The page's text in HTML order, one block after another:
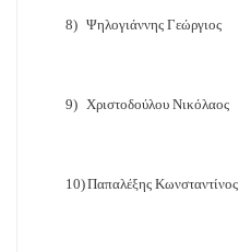
8) Ψηλογιάννης Γεώργιος
9) Χριστοδούλου Νικόλαος
10)Παπαλέξης Κωνσταντίνος